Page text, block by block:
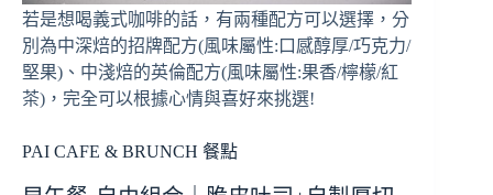
若是想喝義式咖啡的話，有兩種配方可以選擇，分
別為中深焙的招牌配方(風味屬性:口感醇厚/巧克力/
堅果)、中淺焙的英倫配方(風味屬性:果香/檸檬/紅
茶)，完全可以根據心情與喜好來挑選!
PAI CAFE & BRUNCH 餐點